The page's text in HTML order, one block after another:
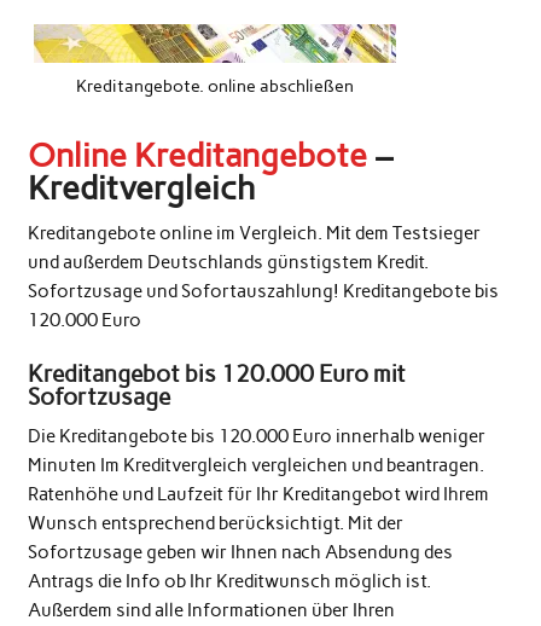
Kreditangebote. online abschließen
Online Kreditangebote–
Kreditvergleich
Kreditangebote online im Vergleich. Mit dem Testsieger
und außerdem Deutschlands günstigstem Kredit.
Sofortzusage und Sofortauszahlung! Kreditangebote bis
120.000 Euro
Kreditangebot bis 120.000 Euro mit
Sofortzusage
Die Kreditangebote bis 120.000 Euro innerhalb weniger
Minuten Im Kreditvergleich vergleichen und beantragen.
Ratenhöhe und Laufzeit für Ihr Kreditangebot wird Ihrem
Wunsch entsprechend berücksichtigt. Mit der
Sofortzusage geben wir Ihnen nach Absendung des
Antrags die Info ob Ihr Kreditwunsch möglich ist.
Außerdem sind alle Informationen über Ihren